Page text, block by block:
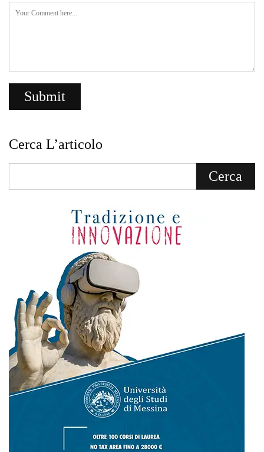
Cerca L’articolo